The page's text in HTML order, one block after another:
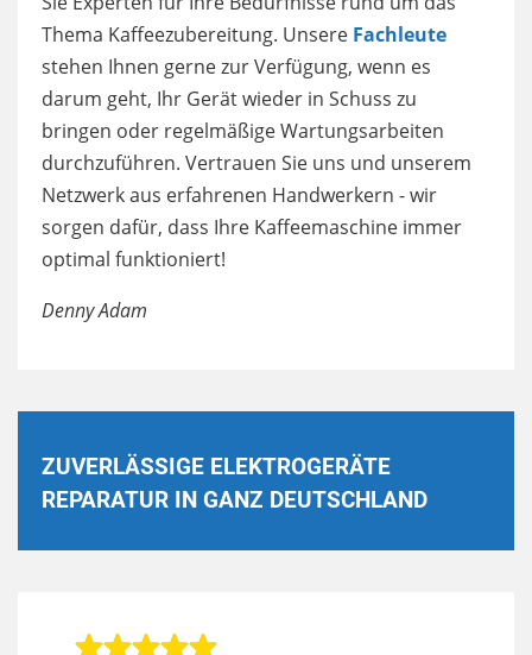
Thema Kaffeezubereitung. Unsere Fachleute
stehen Ihnen gerne zur Verfügung, wenn es
darum geht, Ihr Gerät wieder in Schuss zu
bringen oder regelmäßige Wartungsarbeiten
durchzuführen. Vertrauen Sie uns und unserem
Netzwerk aus erfahrenen Handwerkern - wir
sorgen dafür, dass Ihre Kaffeemaschine immer
optimal funktioniert!
Denny Adam
ZUVERLÄSSIGE ELEKTROGERÄTE
REPARATUR IN GANZ DEUTSCHLAND